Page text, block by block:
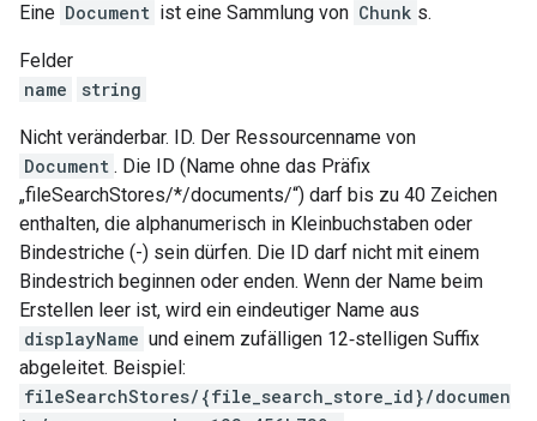
Eine Document ist eine Sammlung von Chunk s.
Felder
name
string
Nicht veränderbar. ID. Der Ressourcenname von
Document . Die ID (Name ohne das Präfix
„fileSearchStores/*/documents/“) darf bis zu 40 Zeichen
enthalten, die alphanumerisch in Kleinbuchstaben oder
Bindestriche (-) sein dürfen. Die ID darf nicht mit einem
Bindestrich beginnen oder enden. Wenn der Name beim
Erstellen leer ist, wird ein eindeutiger Name aus
displayName und einem zufälligen 12‑stelligen Suffix
abgeleitet. Beispiel:
fileSearchStores/{file_search_store_id}/documen